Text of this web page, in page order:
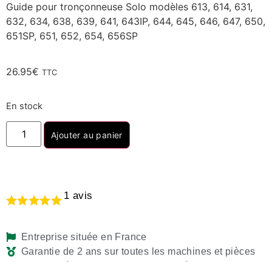
Guide pour tronçonneuse Solo modèles 613, 614, 631,
632, 634, 638, 639, 641, 643IP, 644, 645, 646, 647, 650,
651SP, 651, 652, 654, 656SP
26.95€ TTC
En stock
Ajouter au panier
1 avis
Entreprise située en France
Garantie de 2 ans sur toutes les machines et pièces